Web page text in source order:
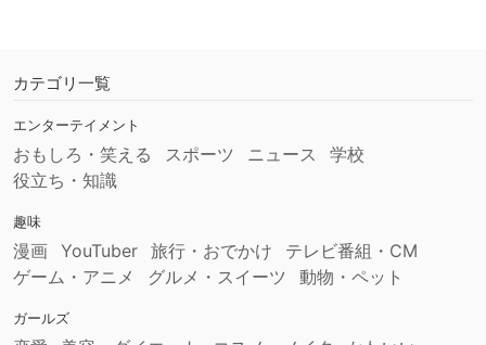
カテゴリ一覧
エンターテイメント
おもしろ・笑える スポーツ ニュース
学校
役立ち・知識
趣味
漫画 YouTuber 旅行・おでかけ
テレビ番組・CM
ゲーム・アニメ
グルメ・スイーツ 動物・ペット
ガールズ